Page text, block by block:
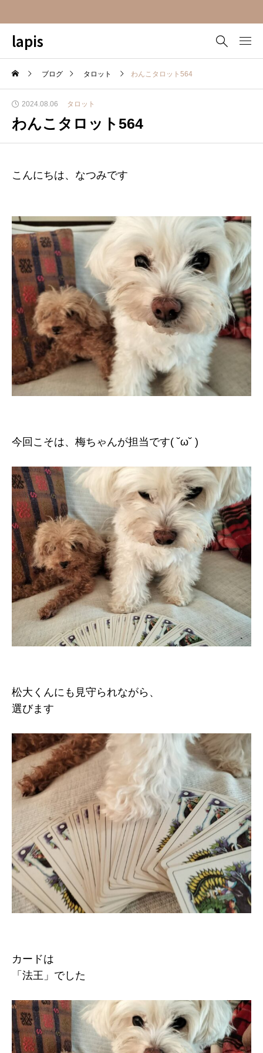
lapis
ブログ タロット わんこタロット564
2024.08.06 タロット
わんこタロット564
こんにちは、なつみです
今回こそは、梅ちゃんが担当です( ˘ω˘ )
松大くんにも見守られながら、
選びます
カードは
「法王」でした